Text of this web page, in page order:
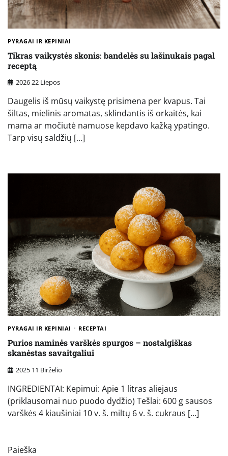
PYRAGAI IR KEPINIAI
Tikras vaikystės skonis: bandelės su lašinukais pagal
receptą
2026 22 Liepos
Daugelis iš mūsų vaikystę prisimena per kvapus. Tai
šiltas, mielinis aromatas, sklindantis iš orkaitės, kai
mama ar močiutė namuose kepdavo kažką ypatingo.
Tarp visų saldžių […]
PYRAGAI IR KEPINIAI RECEPTAI
Purios naminės varškės spurgos – nostalgiškas
skanėstas savaitgaliui
2025 11 Birželio
INGREDIENTAI: Kepimui: Apie 1 litras aliejaus
(priklausomai nuo puodo dydžio) Tešlai: 600 g sausos
varškės 4 kiaušiniai 10 v. š. miltų 6 v. š. cukraus […]
Paieška